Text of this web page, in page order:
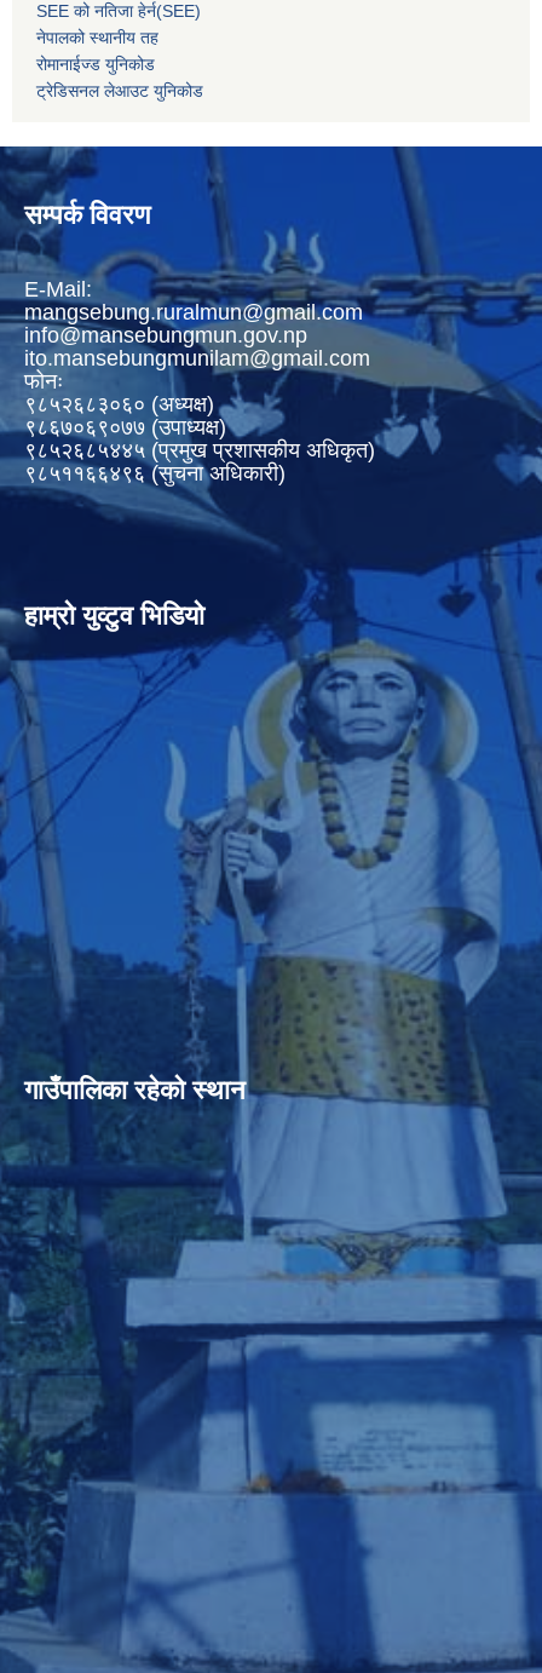
SEE को नतिजा हेर्न(SEE)
नेपालको स्थानीय तह
रोमानाईज्ड युनिकोड
ट्रेडिसनल लेआउट युनिकोड
सम्पर्क विवरण
E-Mail:
mangsebung.ruralmun@gmail.com
info@mansebungmun.gov.np
ito.mansebungmunilam@gmail.com
फोनः
९८५२६८३०६० (अध्यक्ष)
९८६७०६९०७७ (उपाध्यक्ष)
९८५२६८५४४५ (प्रमुख प्रशासकीय अधिकृत)
९८५११६६४९६ (सुचना अधिकारी)
हाम्रो युव्टुव भिडियो
गाउँपालिका रहेको स्थान